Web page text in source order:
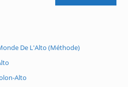
De L'Alto (méthode)
Alto